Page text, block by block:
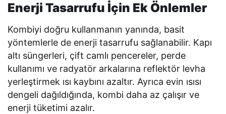
Enerji Tasarrufu İçin Ek Önlemler
Kombiyi doğru kullanmanın yanında, basit
yöntemlerle de enerji tasarrufu sağlanabilir. Kapı
altı süngerleri, çift camlı pencereler, perde
kullanımı ve radyatör arkalarına reflektör levha
yerleştirmek ısı kaybını azaltır. Ayrıca evin ısısı
dengeli dağıldığında, kombi daha az çalışır ve
enerji tüketimi azalır.